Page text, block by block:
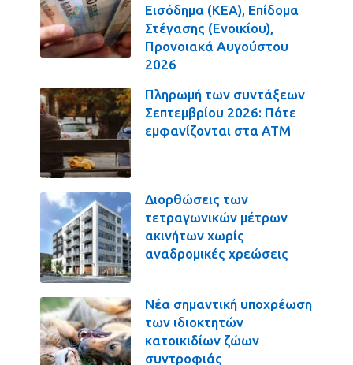
Εισόδημα (ΚΕΑ), Επίδομα
Στέγασης (Ενοικίου),
Προνοιακά Αυγούστου
2026
Πληρωμή των συντάξεων
Σεπτεμβρίου 2026: Πότε
εμφανίζονται στα ΑΤΜ
Διορθώσεις των
τετραγωνικών μέτρων
ακινήτων χωρίς
αναδρομικές χρεώσεις
Νέα σημαντική υποχρέωση
των ιδιοκτητών
κατοικιδίων ζώων
συντροφιάς